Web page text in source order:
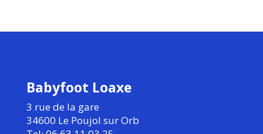
Babyfoot Loaxe
3 rue de la gare
34600 Le Poujol sur Orb